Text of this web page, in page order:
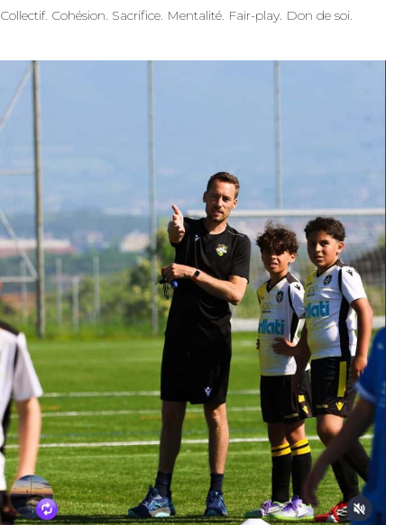
Collectif. Cohésion. Sacrifice. Mentalité. Fair-play. Don de soi.